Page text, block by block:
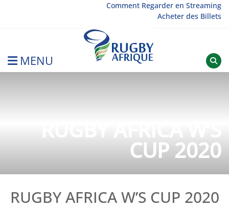
Comment Regarder en Streaming
Acheter des Billets
MENU
CUP 2020
RUGBY AFRICA W’S CUP 2020